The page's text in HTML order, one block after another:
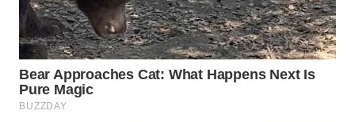
WN
MADURA
WN
SURABAYA